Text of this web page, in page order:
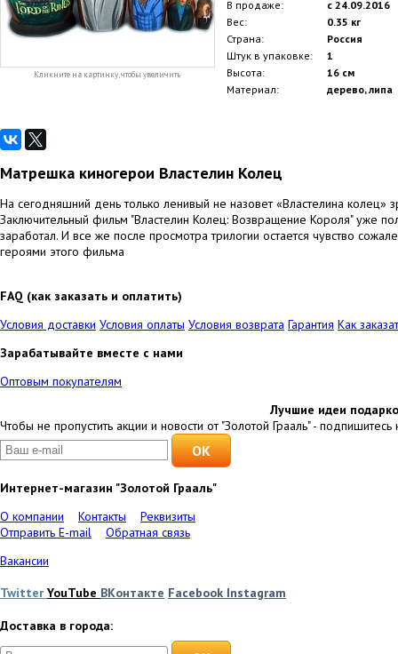
Кликните на картинку, чтобы увеличить
В продаже:
с 24.09.2016
Вес:
0.35 кг
Страна:
Россия
Штук в упаковке:
1
Высота:
16 см
Материал:
дерево, липа
Матрешка киногерои Властелин Колец
На сегодняшний день только ленивый не назовет «Властелина
Заключительный фильм "Властелин Колец: Возвращение Короля" уже
заработал. И все же после просмотра трилогии остается чувство
героями этого фильма
FAQ (как заказать и оплатить)
Условия доставки Условия оплаты Условия возврата Гарантия Как
Зарабатывайте вместе с нами
Оптовым покупателям
Лучшие идеи
Чтобы не пропустить акции и новости от "Золотой Грааль" - подпишитесь
Интернет-магазин "Золотой Грааль"
О компании
Контакты
Реквизиты
Отправить E-mail
Обратная связь
Вакансии
Twitter YouTube ВКонтакте Facebook Instagram
Доставка в города: